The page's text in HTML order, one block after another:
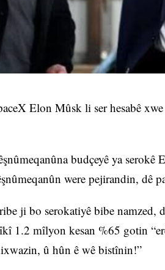
Elon Mûsk li ser hesabê
budçeyê ya serokê
were pejirandin, dê
ji bo serokatiyê bibe namzed,
1.2 mîlyon kesan %65 gotin
û hûn ê wê bistînin!”